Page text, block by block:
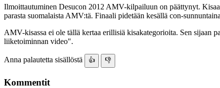
Ilmoittautuminen Desucon 2012 AMV-kilpailuun on päättynyt.
parasta suomalaista AMV:tä. Finaali pidetään kesällä con-
AMV-kisassa ei ole tällä kertaa erillisiä kisakategorioita. Sen sijaan
liiketoiminnan video".
Anna palautetta sisällöstä 👍 👎
Kommentit